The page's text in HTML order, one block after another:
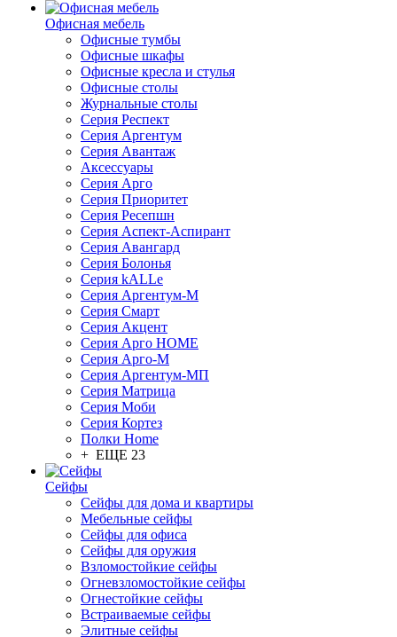
Офисная мебель
Офисные тумбы
Офисные шкафы
Офисные кресла и стулья
Офисные столы
Журнальные столы
Серия Респект
Серия Аргентум
Серия Авантаж
Аксессуары
Серия Арго
Серия Приоритет
Серия Ресепшн
Серия Аспект-Аспирант
Серия Авангард
Серия Болонья
Серия kALLe
Серия Аргентум-М
Серия Смарт
Серия Акцент
Серия Арго HOME
Серия Арго-М
Серия Аргентум-МП
Серия Матрица
Серия Моби
Серия Кортез
Полки Home
+ ЕЩЕ 23
Сейфы
Сейфы для дома и квартиры
Мебельные сейфы
Сейфы для офиса
Сейфы для оружия
Взломостойкие сейфы
Огневзломостойкие сейфы
Огнестойкие сейфы
Встраиваемые сейфы
Элитные сейфы